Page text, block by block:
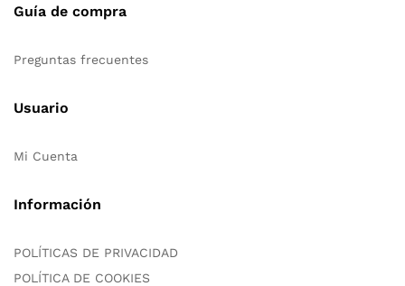
Guía de compra
Preguntas frecuentes
Usuario
Mi Cuenta
Información
POLÍTICAS DE PRIVACIDAD
POLÍTICA DE COOKIES